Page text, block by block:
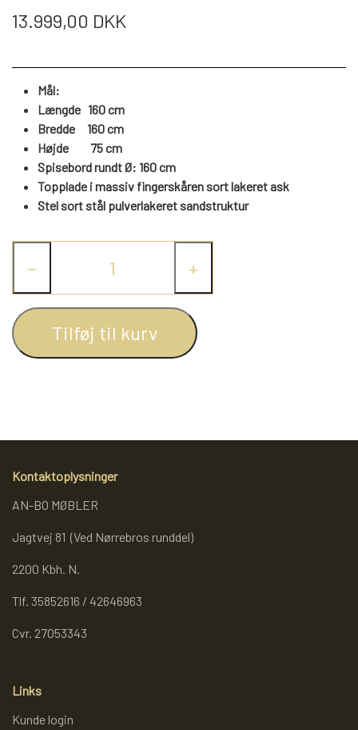
DAYBED/CHAISELONG
ENTRE
REOLER
REOL SIGN
REOLER/OPBEVARING
BOGREOLER 40 CM DYBDE
VÆGPANELER
AFHENTNING
MONTERING & LEVERING
13.999,00 DKK
Mål:
Længde 160 cm
Bredde 160 cm
Højde
75cm
Spisebord rundt Ø: 160 cm
Topplade i massiv fingerskåren sort lakeret ask
Stel sort stål pulverlakeret sandstruktur
− +
Tilføj til kurv
Kontaktoplysninger
AN-BO MØBLER
Jagtvej 81 (Ved Nørrebros runddel)
2200 Kbh. N.
Tlf. 35852616 / 42646963
Cvr. 27053343
Links
Kunde login